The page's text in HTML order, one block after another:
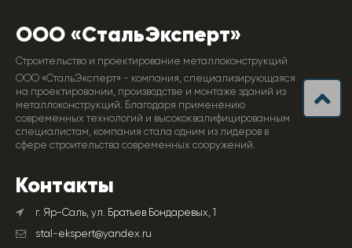
ООО «СтальЭксперт»
Строительство и проектирование металлоконструкций
ООО «СтальЭксперт» - компания, специализирующаяся
на проектировании, производстве и монтаже зданий из
металлоконструкций. Благодаря применению
современных технологий и высококвалифицированным
специалистам, компания стала одним из лидеров в
сфере строительства современных сооружений.
Контакты
г. Яр-Саль, ул. Братьев Бондаревых, 1
stal-ekspert@yandex.ru